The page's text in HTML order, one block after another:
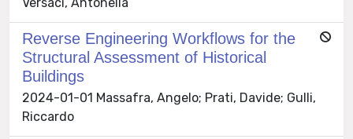
Reverse Engineering Workflows for the
Structural Assessment of Historical
Buildings
2024-01-01 Massafra, Angelo; Prati, Davide; Gulli,
Riccardo